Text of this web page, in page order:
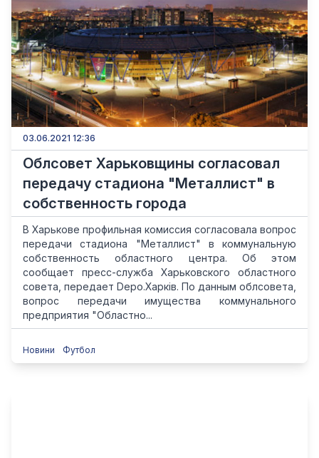
03.06.2021 12:36
Облсовет Харьковщины согласовал
передачу стадиона "Металлист" в
собственность города
В Харькове профильная комиссия согласовала вопрос
передачи стадиона "Металлист" в коммунальную
собственность областного центра. Об этом
сообщает пресс-служба Харьковского областного
совета, передает Depo.Харків. По данным облсовета,
вопрос передачи имущества коммунального
предприятия "Областно...
Новини Футбол